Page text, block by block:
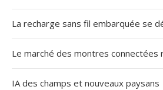
La recharge sans fil embarquée se
Le marché des montres connectées
IA des champs et nouveaux paysans